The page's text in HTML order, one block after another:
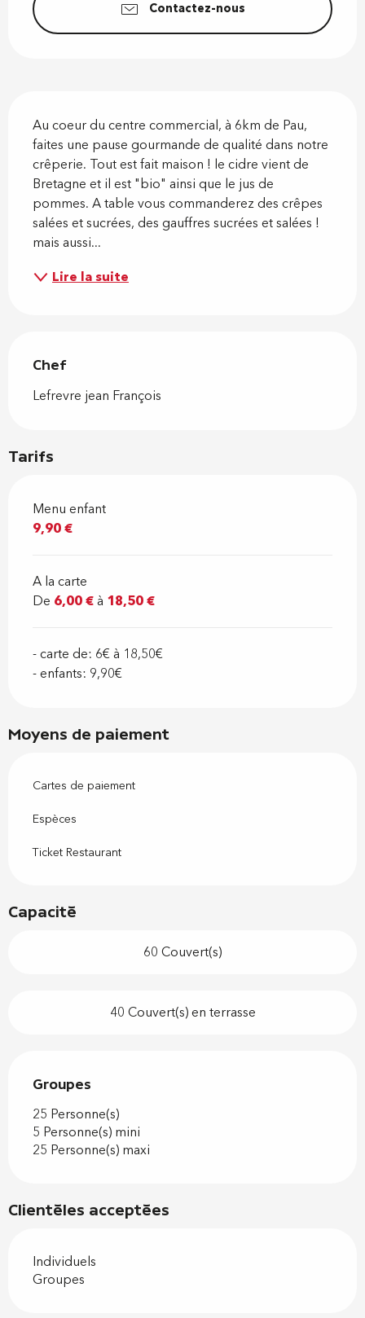
Contactez-nous
Au coeur du centre commercial, à 6km de Pau,
faites une pause gourmande de qualité dans notre
crêperie. Tout est fait maison ! le cidre vient de
Bretagne et il est "bio" ainsi que le jus de
pommes. A table vous commanderez des crêpes
salées et sucrées, des gauffres sucrées et salées !
mais aussi...
Lire la suite
Chef
Chef
Lefrevre jean François
Tarifs
Menu enfant
9,90 €
A la carte
De 6,00 €à 18,50 €
- carte de: 6€ à 18,50€
- enfants: 9,90€
Moyens de paiement
Cartes de paiement
Espèces
Ticket Restaurant
Capacité
60 Couvert(s)
40 Couvert(s) en terrasse
Groupes
Groupes
25 Personne(s)
5 Personne(s) mini
25 Personne(s) maxi
Clientèles acceptées
Individuels
Groupes